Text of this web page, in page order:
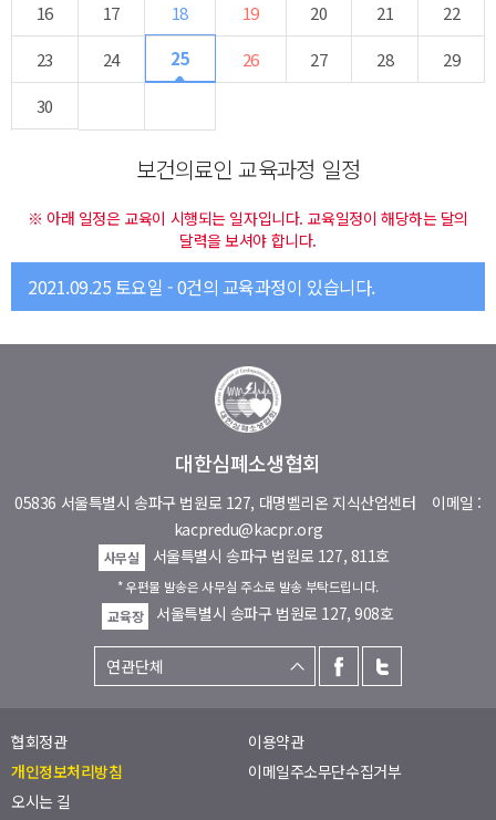
16
17 18 19 20 21
22
23
24 25 26 27 28
29
30
보건의료인 교육과정 일정
※ 아래 일정은 교육이 시행되는 일자입니다. 교육일정이 해당하는 달의
달력을 보셔야 합니다.
2021.09.25 토요일 - 0건의 교육과정이 있습니다.
대한심폐소생협회
05836 서울특별시 송파구 법원로 127, 대명벨리온 지식산업센터 이메일 :
kacpredu@kacpr.org
사무실 서울특별시 송파구 법원로 127, 811호
* 우편물 발송은 사무실 주소로 발송 부탁드립니다.
교육장
서울특별시 송파구 법원로 127, 908호
협회정관
이용약관
개인정보처리방침
이메일주소무단수집거부
오시는 길